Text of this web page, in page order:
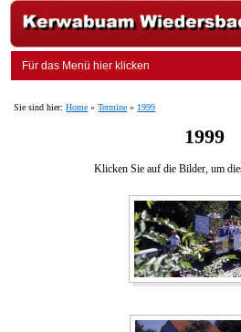
Sie sind hier:Home »Termine » 1999
1999
Klicken Sie auf die Bilder, um